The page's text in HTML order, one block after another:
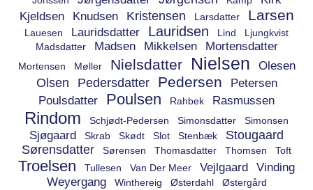
Kjeldsen
Knudsen Kristensen Larsdatter Larsen
Lauesen Lauridsdatter Lauridsen Lind
Ljungkvist
Madsdatter
Madsen Mikkelsen Mortensdatter
Mortensen Møller Nielsdatter Nielsen Olesen
Olsen Pedersdatter Pedersen
Petersen
Poulsdatter
Poulsen Rahbek Rasmussen
Rindom Schjødt-Pedersen Simonsdatter Simonsen
Sjøgaard Skrab Skødt Slot Stenbæk
Stougaard
Sørensdatter
Sørensen Thomasdatter Thomsen Toft
Troelsen Tullesen Van Der Meer Vejlgaard
Vinding
Weyergang
Winthereig Østerdahl Østergård